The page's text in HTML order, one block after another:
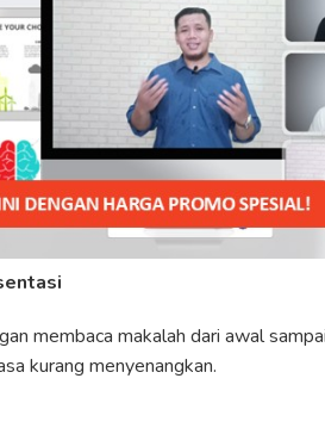
membaca makalah dari awal
kurang menyenangkan.